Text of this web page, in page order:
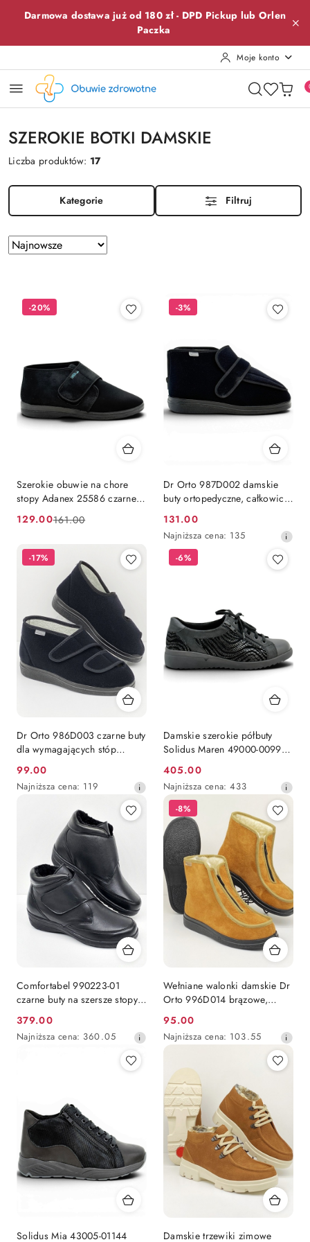
Przejdź do treści głównej
Przejdź do wyszukiwarki
Przejdź do moje konto
Przejdź do menu głównego
Przejdź do stopki
Darmowa dostawa już od 180 zł - DPD Pickup lub Orlen
Paczka
Moje konto
SZEROKIE BOTKI DAMSKIE
Liczba produktów: 17
Kategorie Filtruj
Zastosowano
sortowanie:
Sortuj
według
Szerokie obuwie na chore
stopy Adanex 25586 czarne,
tęgość M-N
Cena
129.00
Cena
promocją:
161.00
-20%
Dr Orto 987D002 damskie
buty ortopedyczne, całkowicie
rozpinane, na obrzęki, tęgość
W
Cena
promocyjna:
131.00
Najniższa
cena
Najniższa cena: 135
-3%
Dr Orto 986D003 czarne buty
dla wymagających stóp
Cena
promocyjna:
99.00
Najniższa
obniżką
Najniższa cena: 119
-17%
Damskie szerokie półbuty
Solidus Maren 49000-00999
Cena
promocyjna:
405.00
Najniższa
cena
30
dni
przed
obniżką
Najniższa cena: 433
-6%
Comfortabel 990223-01
czarne buty na szersze stopy,
jesienno-zimowe, tęgość J
Cena
promocyjna:
379.00
Najniższa
obniżką
Najniższa cena: 360.05
Wełniane walonki damskie Dr
Orto 996D014 brązowe,
tęgość K
Cena
promocyjna:
95.00
Najniższa
cena
30
dni
przed
obniżką
Najniższa cena: 103.55
-8%
Solidus Mia 43005-01144 Damskie trzewiki zimowe